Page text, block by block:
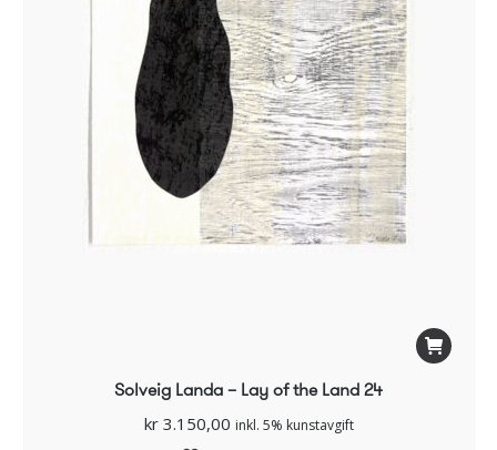
Solveig Landa – Lay of the Land 24
kr3.150,00 inkl. 5% kunstavgift